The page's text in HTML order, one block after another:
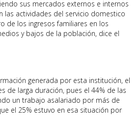
sus mercados externos e internos
las actividades del servicio domestico
de los ingresos familiares en los
y bajos de la población, dice el
generada por esta institución, el
de larga duración, pues el 44% de las
un trabajo asalariado por más de
el 25% estuvo en esa situación por